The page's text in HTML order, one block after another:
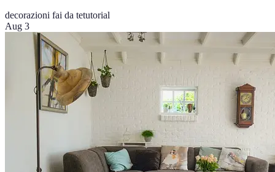
decorazioni fai da tetutorial
Aug 3